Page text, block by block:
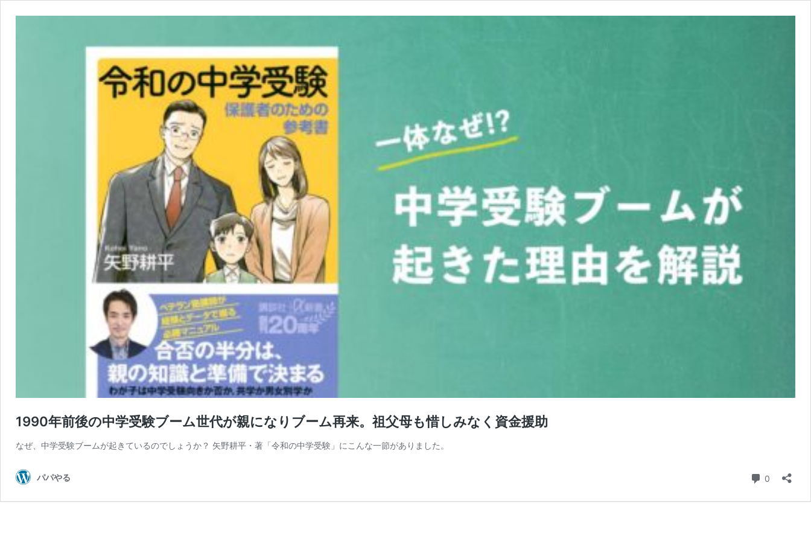
1990年前後の中学受験ブーム世代が親になりブーム再来。祖父母も惜しみなく資金援助
なぜ、中学受験ブームが起きているのでしょうか？ 矢野耕平・著「令和の中学受験」にこんな一節がありました。
パパやる 0 コメント